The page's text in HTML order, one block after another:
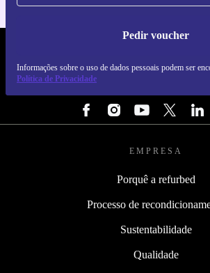
Pedir voucher
Informações sobre o uso de dados pessoais podem ser
Política de Privacidade
EMPRESA
Porquê a refurbed
Processo de
Sustentabilidade
Qualidade